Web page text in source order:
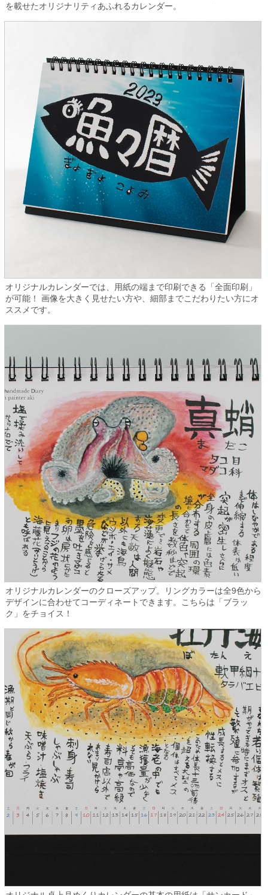
を載せたオリジナリティあふれるカレンダー。
オリジナルカレンダーでは、用紙の端まで印刷できる「全面印刷」
が可能！ 画像を大きく見せたい方や、細部までこだわりたい方にオ
ススメです。
オリジナルカレンダーのクローズアップ。リングカラーは全9色から
デザインに合わせてコーディネートできます。こちらは「ブラッ
ク」をチョイス！